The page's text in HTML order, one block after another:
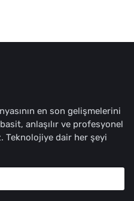
en son gelişmelerini
anlaşılır ve profesyonel
Teknolojiye dair her şeyi